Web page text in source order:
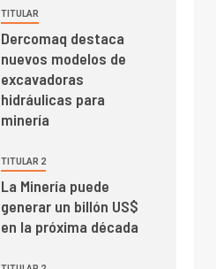
resultados dispares en
el primer trimestre
I+D
Informe bimensual de
Cochilco: precio del
cobre alcanza
máximos por escasez
Estudio revela cómo el
precio del cobre y
educación superior se
relacionan en zonas
TITULAR
Dercomaq destaca
nuevos modelos de
excavadoras
hidráulicas para
minería
TITULAR 2
La Minería puede
generar un billón US$
en la próxima década